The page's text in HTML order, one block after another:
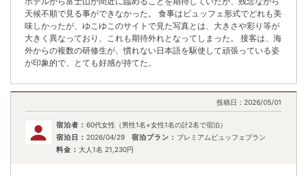
天候不順で見る事ができなかった。 食事はビュッフェ形式でどれも美
味しかったが、ゆこゆこのサイトで見た写真とは、大きさや彩り等が
大きく異なっており、これも期待外れとなってしまった。 接客は、海
外からの複数の研修生が、慣れない日本語を駆使して頑張っている姿
が印象的で、とても好感が持てた。
投稿日： 2026/05/01
宿泊者： 60代女性（男性1名+女性1名の計2名で宿泊）
宿泊日： 2026/04/29 宿泊プラン： プレミアムビュッフェプラン
料金： 大人1名 21,230円